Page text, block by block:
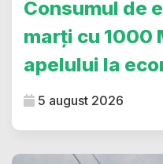
Consumul de
marți cu 1000
apelului la
5 august 2026